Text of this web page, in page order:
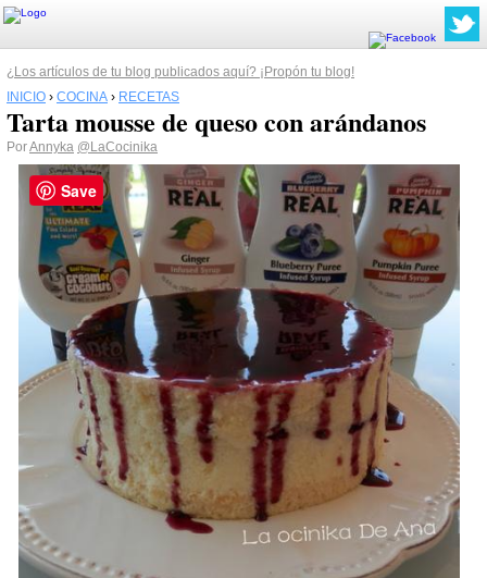
¿Los artículos de tu blog publicados aquí? ¡Propón tu blog!
INICIO › COCINA › RECETAS
Tarta mousse de queso con arándanos
PorAnnyka @LaCocinika
Save